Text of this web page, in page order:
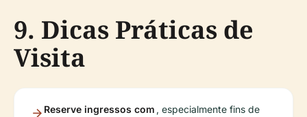
9. Dicas Práticas de
Visita
Reserve ingressos com , especialmente fins de